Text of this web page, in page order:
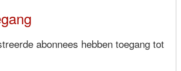
abonnees hebben toegang tot